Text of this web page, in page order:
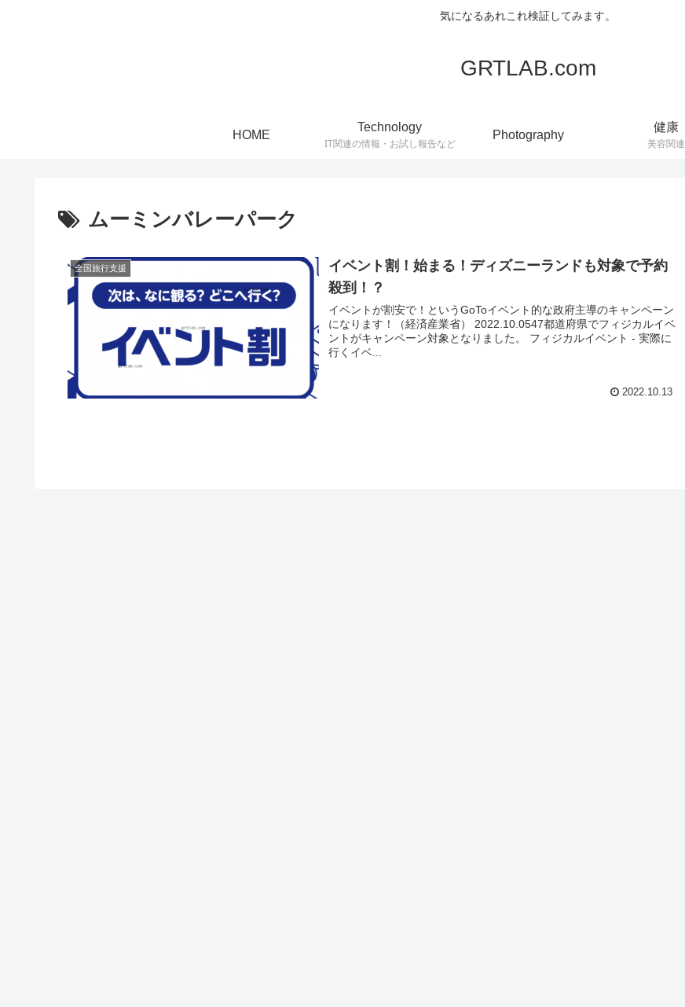
気になるあれこれ検証してみます。
GRTLAB.com
HOME
Technology
IT関連の情報・お試し報告など
Photography
健康
美容関連
ムーミンバレーパーク
全国旅行支援
イベント割！始まる！ディズニーランドも対象で予約
殺到！？
イベントが割安で！というGoToイベント的な政府主導のキャンペーン
になります！（経済産業省） 2022.10.0547都道府県でフィジカルイベ
ントがキャンペーン対象となりました。 フィジカルイベント - 実際に
行くイベ...
2022.10.13